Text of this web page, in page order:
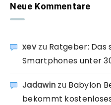
Neue Kommentare
xevzu Ratgeber: Das
Smartphones unter
Jadawin zu Babylon
bekommt